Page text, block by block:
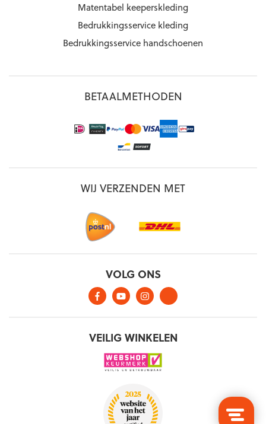
Matentabel keeperskleding
Bedrukkingsservice kleding
Bedrukkingsservice handschoenen
BETAALMETHODEN
WIJ VERZENDEN MET